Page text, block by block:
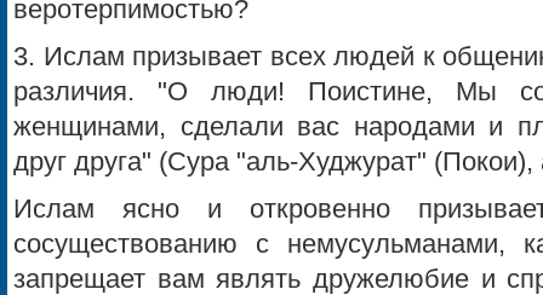
веротерпимостью?
3. Ислам призывает всех людей к
различия. "О люди! Поистине, Мы
женщинами, сделали вас народами и
друг друга" (Сура "аль-Худжурат" (Покои),
Ислам ясно и откровенно
сосуществованию с немусульманами,
запрещает вам являть дружелюбие и